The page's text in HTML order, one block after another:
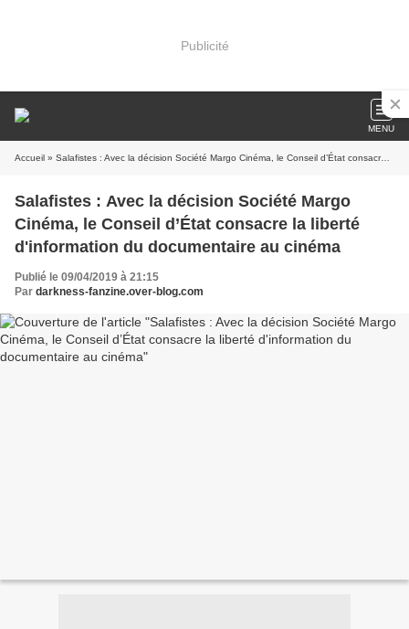
Publicité
MENU
Accueil » Salafistes : Avec la décision Société Margo Cinéma, le Conseil d’État consacre la liberté d'information du documentaire au cinéma
Salafistes : Avec la décision Société Margo
Cinéma, le Conseil d’État consacre la liberté
d'information du documentaire au cinéma
Publié le 09/04/2019 à 21:15
Par darkness-fanzine.over-blog.com